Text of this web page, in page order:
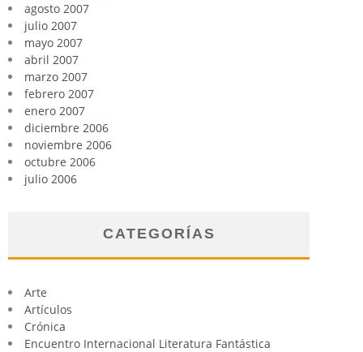
agosto 2007
julio 2007
mayo 2007
abril 2007
marzo 2007
febrero 2007
enero 2007
diciembre 2006
noviembre 2006
octubre 2006
julio 2006
CATEGORÍAS
Arte
Artículos
Crónica
Encuentro Internacional Literatura Fantástica